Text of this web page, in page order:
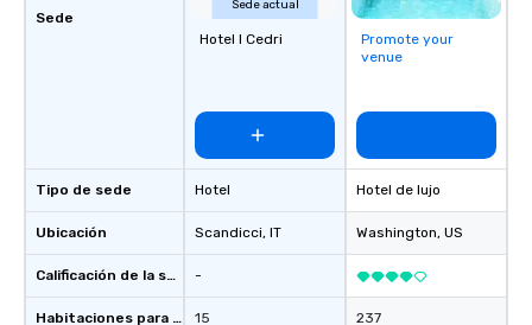
Sede
Tipo de sede
Ubicación
Calificación de la sede
Habitaciones para huéspedes
Sede actual
Hotel I Cedri
Hotel
Scandicci, IT
-
15
Promote your
venue
Hotel de lujo
Washington, US
237